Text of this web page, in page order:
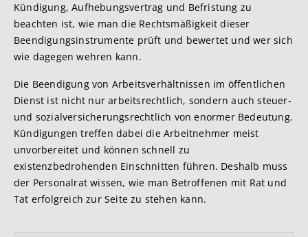
Kündigung, Aufhebungsvertrag und Befristung zu
beachten ist, wie man die Rechtsmäßigkeit dieser
Beendigungsinstrumente prüft und bewertet und wer sich
wie dagegen wehren kann.
Die Beendigung von Arbeitsverhältnissen im öffentlichen
Dienst ist nicht nur arbeitsrechtlich, sondern auch steuer-
und sozialversicherungsrechtlich von enormer Bedeutung.
Kündigungen treffen dabei die Arbeitnehmer meist
unvorbereitet und können schnell zu
existenzbedrohenden Einschnitten führen. Deshalb muss
der Personalrat wissen, wie man Betroffenen mit Rat und
Tat erfolgreich zur Seite zu stehen kann.